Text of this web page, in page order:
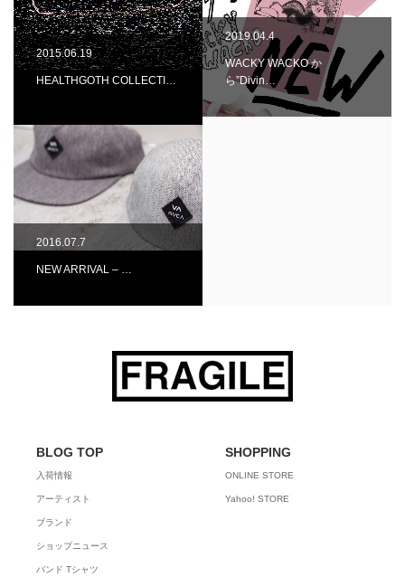
2015.06.19
HEALTHGOTH COLLECTI…
2019.04.4
WACKY WACKO か
ら”Divin…
2016.07.7
NEW ARRIVAL – …
BLOG TOP
入荷情報
アーティスト
ブランド
ショップニュース
バンド Tシャツ
SHOPPING
ONLINE STORE
Yahoo! STORE